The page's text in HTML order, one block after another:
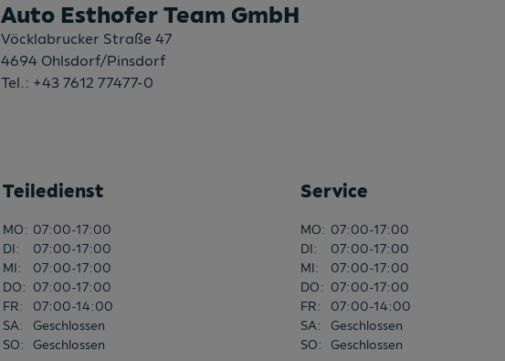
Auto Esthofer Team GmbH
Vöcklabrucker Straße 47
4694 Ohlsdorf/Pinsdorf
Tel.: +43 7612 77477-0
Teiledienst
MO: 07:00-17:00
DI:
07:00-17:00
MI:
07:00-17:00
DO: 07:00-17:00
FR:
07:00-14:00
SA:
Geschlossen
SO: Geschlossen
Service
MO: 07:00-17:00
DI:
07:00-17:00
MI:
07:00-17:00
DO: 07:00-17:00
FR:
07:00-14:00
SA:
Geschlossen
SO: Geschlossen